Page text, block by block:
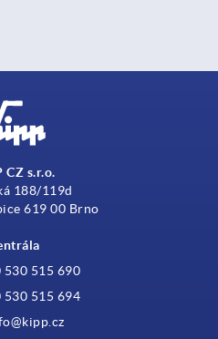
CZ s.r.o.
188/119d
619 00 Brno
530 515 690
530 515 694